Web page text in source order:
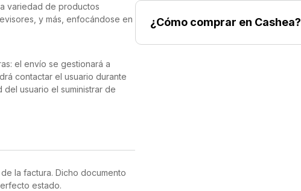
que su pantalla amplia y
visual inmersiva.
con redes 5G, lo
a la velocidad de la luz.
acompañe durante todo el día,
variedad de productos
y más, enfocándose en
ubicadas en Caracas
el envío se gestionará a
contactar el usuario durante
usuario el suministrar de
de los productos:
equipo de SoyTechno se
los datos, así como la
la factura. Dicho documento
estado.
¿Cómo comprar en Cashea?